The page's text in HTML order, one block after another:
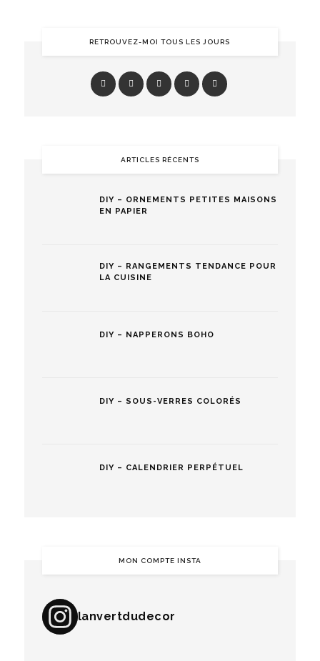
RETROUVEZ-MOI TOUS LES JOURS
ARTICLES RÉCENTS
DIY – ORNEMENTS PETITES MAISONS
EN PAPIER
DIY – RANGEMENTS TENDANCE POUR
LA CUISINE
DIY – NAPPERONS BOHO
DIY – SOUS-VERRES COLORÉS
DIY – CALENDRIER PERPÉTUEL
MON COMPTE INSTA
lanvertdudecor